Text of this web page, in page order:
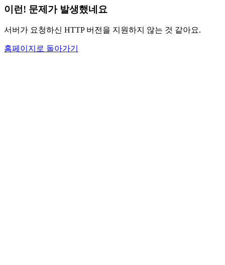
이런! 문제가 발생했네요
서버가 요청하신 HTTP 버전을 지원하지 않는 것 같아요.
홈페이지로 돌아가기